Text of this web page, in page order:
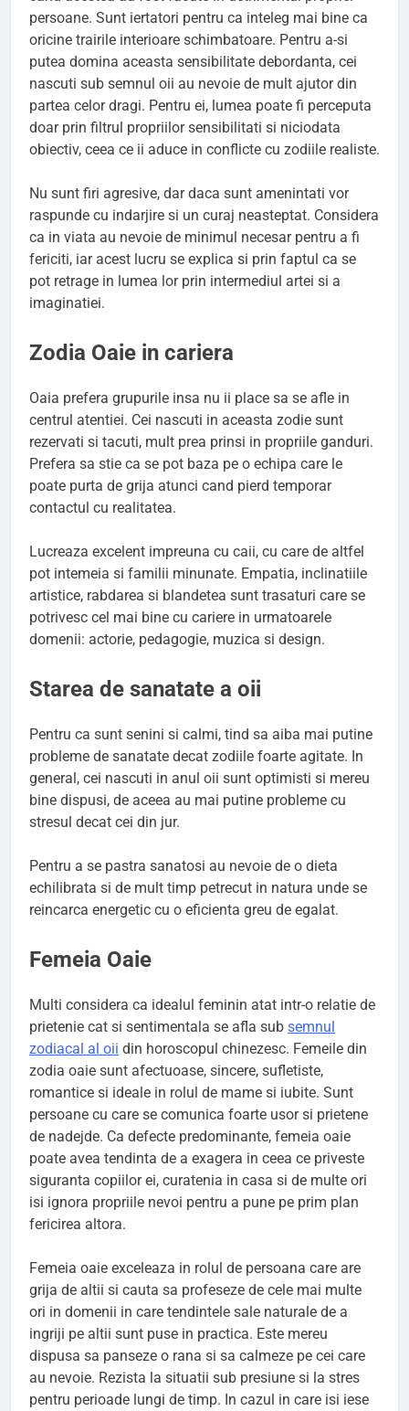
persoane. Sunt iertatori pentru ca inteleg mai bine ca
oricine trairile interioare schimbatoare. Pentru a-si
putea domina aceasta sensibilitate debordanta, cei
nascuti sub semnul oii au nevoie de mult ajutor din
partea celor dragi. Pentru ei, lumea poate fi perceputa
doar prin filtrul propriilor sensibilitati si niciodata
obiectiv, ceea ce ii aduce in conflicte cu zodiile realiste.
Nu sunt firi agresive, dar daca sunt amenintati vor
raspunde cu indarjire si un curaj neasteptat. Considera
ca in viata au nevoie de minimul necesar pentru a fi
fericiti, iar acest lucru se explica si prin faptul ca se
pot retrage in lumea lor prin intermediul artei si a
imaginatiei.
Zodia Oaie in cariera
Oaia prefera grupurile insa nu ii place sa se afle in
centrul atentiei. Cei nascuti in aceasta zodie sunt
rezervati si tacuti, mult prea prinsi in propriile ganduri.
Prefera sa stie ca se pot baza pe o echipa care le
poate purta de grija atunci cand pierd temporar
contactul cu realitatea.
Lucreaza excelent impreuna cu caii, cu care de altfel
pot intemeia si familii minunate. Empatia, inclinatiile
artistice, rabdarea si blandetea sunt trasaturi care se
potrivesc cel mai bine cu cariere in urmatoarele
domenii: actorie, pedagogie, muzica si design.
Starea de sanatate a oii
Pentru ca sunt senini si calmi, tind sa aiba mai putine
probleme de sanatate decat zodiile foarte agitate. In
general, cei nascuti in anul oii sunt optimisti si mereu
bine dispusi, de aceea au mai putine probleme cu
stresul decat cei din jur.
Pentru a se pastra sanatosi au nevoie de o dieta
echilibrata si de mult timp petrecut in natura unde se
reincarca energetic cu o eficienta greu de egalat.
Femeia Oaie
Multi considera ca idealul feminin atat intr-o relatie de
prietenie cat si sentimentala se afla sub semnul
zodiacal al oii din horoscopul chinezesc. Femeile din
zodia oaie sunt afectuoase, sincere, sufletiste,
romantice si ideale in rolul de mame si iubite. Sunt
persoane cu care se comunica foarte usor si prietene
de nadejde. Ca defecte predominante, femeia oaie
poate avea tendinta de a exagera in ceea ce priveste
siguranta copiilor ei, curatenia in casa si de multe ori
isi ignora propriile nevoi pentru a pune pe prim plan
fericirea altora.
Femeia oaie exceleaza in rolul de persoana care are
grija de altii si cauta sa profeseze de cele mai multe
ori in domenii in care tendintele sale naturale de a
ingriji pe altii sunt puse in practica. Este mereu
dispusa sa panseze o rana si sa calmeze pe cei care
au nevoie. Rezista la situatii sub presiune si la stres
pentru perioade lungi de timp. In cazul in care isi iese